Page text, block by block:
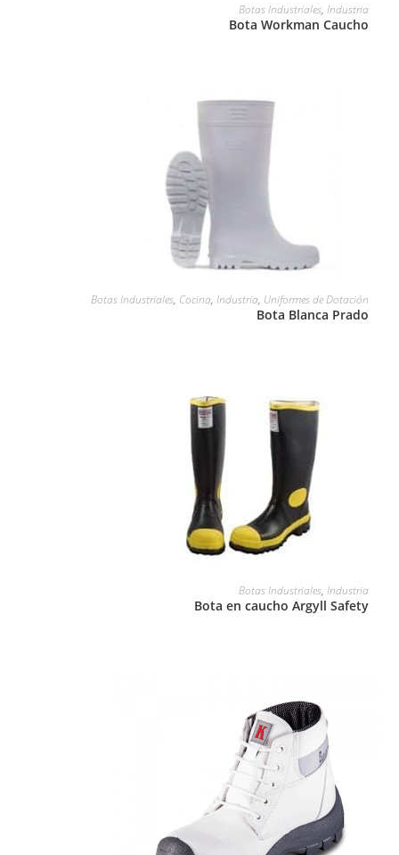
Botas Industriales,Industria
Bota Workman Caucho
LEER MÁS
Botas Industriales, Cocina,Industria, Uniformes de Dotación
Bota Blanca Prado
Botas Industriales,Industria
Bota en caucho Argyll Safety